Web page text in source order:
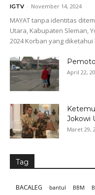
IGTV - November 14, 2024
MAYAT tanpa identitas
Utara, Kabupaten Sleman,
2024 Korban yang
April 22,
Jokowi
Maret 29,
Tag
BACALEG bantul BBM